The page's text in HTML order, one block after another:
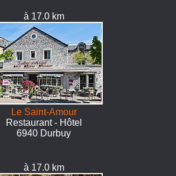
à 17.0 km
Le Saint-Amour
Restaurant - Hôtel
6940 Durbuy
à 17.0 km